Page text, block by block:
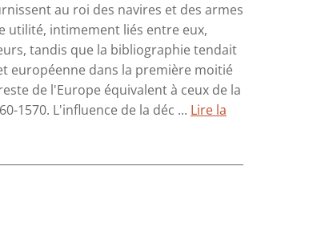
au roi des navires et des armes
utilité, intimement liés entre eux,
tandis que la bibliographie tendait
européenne dans la première moitié
de l'Europe équivalent à ceux de la
1570. L'influence de la déc ... Lire la